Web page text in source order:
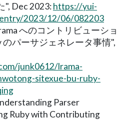
", Dec 2023:https://yui-
2023/12/06/082203
へのコントリビューショ
のパーサジェネレータ事情",
junk0612/lrama-
sitexue-bu-ruby-
Parser
Ruby with Contributing